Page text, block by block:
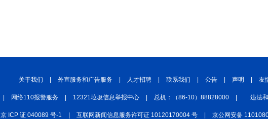
关于我们 外宣服务和广告服务 人才招聘 联系我们 公告 声明 友
网络110报警服务 12321垃圾信息举报中心 总机：（86-10）88828000 违法
京 ICP 证 040089 号-1 互联网新闻信息服务许可证 10120170004 号 京公网安备